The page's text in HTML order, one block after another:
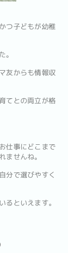
つ子どもが幼稚
友からも情報収
てとの両立が格
仕事にどこまで
ませんね。
分で選びやすく
るといえます。